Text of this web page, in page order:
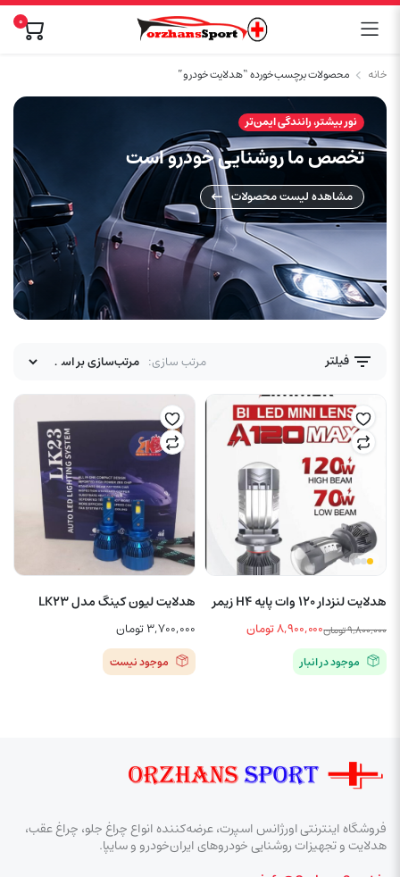
0
خانه محصولات برچسب خورده “هدلایت خودرو”
نور بیشتر، رانندگی ایمن‌تر
تخصص ما روشنایی خودرو است
مشاهده لیست محصولات
فیلتر مرتب سازی:
هدلایت لنزدار 120 وات پایه H4 زیمر
۹,۸۰۰,۰۰۰تومان
قیمت
اصلی
۸,۹۰۰,۰۰۰تومان
قیمت
فعلی موجود در انبار
هدلایت لیون کینگ مدل LK23
۳,۷۰۰,۰۰۰تومان
موجود نیست
فروشگاه اینترنتی اورژانس اسپرت، عرضه‌کننده انواع چراغ جلو، چراغ عقب،
هدلایت و تجهیزات روشنایی خودروهای ایران‌خودرو و سایپا.